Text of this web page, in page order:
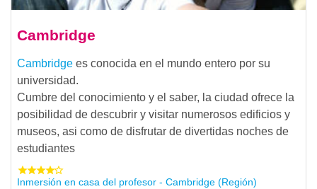
Cambridge
Cambridge es conocida en el mundo entero por su
universidad.
Cumbre del conocimiento y el saber, la ciudad ofrece la
posibilidad de descubrir y visitar numerosos edificios y
museos, asi como de disfrutar de divertidas noches de
estudiantes
Inmersión en casa del profesor - Cambridge (Región)